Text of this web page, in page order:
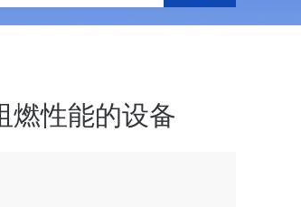
燃性能的设备